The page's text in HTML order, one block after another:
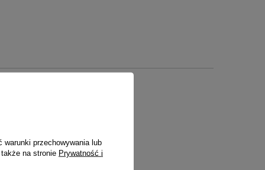
lub za
warunki przechowywania lub
na stronie Prywatność i